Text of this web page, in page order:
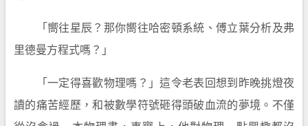
「嚮往星辰？那你嚮往哈密頓系統、傅立葉分析及弗
里德曼方程式嗎？」
「一定得喜歡物理嗎？」這令老表回想到昨晚挑燈夜
讀的痛苦經歷，和被數學符號砸得頭破血流的夢境。不僅